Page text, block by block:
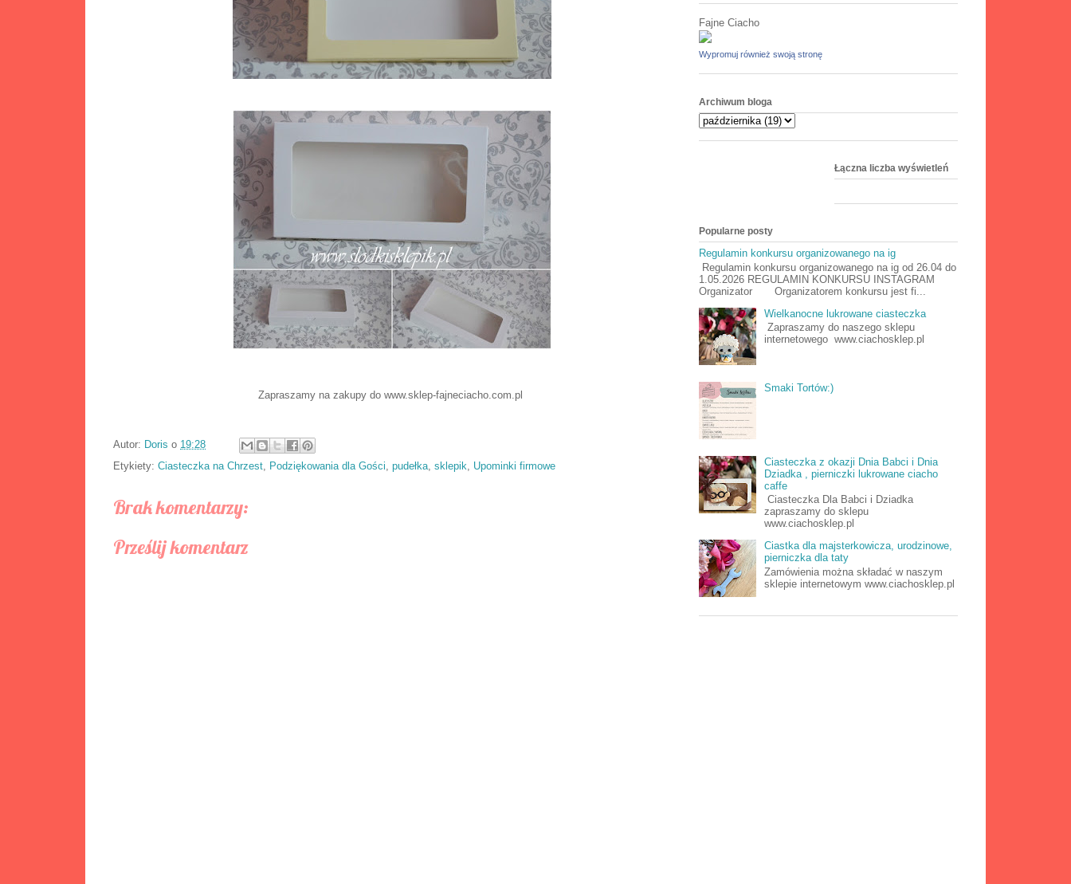
Zapraszamy na zakupy do www.sklep-fajneciacho.com.pl
Autor: Doris o 19:28
Etykiety: Ciasteczka na Chrzest, Podziękowania dla Gości, pudełka, sklepik, Upominki firmowe
Brak komentarzy:
Prześlij komentarz
Fajne Ciacho
Wypromuj również swoją stronę
Archiwum bloga
Łączna liczba wyświetleń
Popularne posty
Regulamin konkursu organizowanego na ig
Regulamin konkursu organizowanego na ig od 26.04 do
1.05.2026 REGULAMIN KONKURSU INSTAGRAM
Organizator Organizatorem konkursu jest fi...
Wielkanocne lukrowane ciasteczka
Zapraszamy do naszego sklepu
internetowego www.ciachosklep.pl
Smaki Tortów:)
Ciasteczka z okazji Dnia Babci i Dnia
Dziadka , pierniczki lukrowane ciacho
caffe
Ciasteczka Dla Babci i Dziadka
zapraszamy do sklepu
www.ciachosklep.pl
Ciastka dla majsterkowicza, urodzinowe,
pierniczka dla taty
Zamówienia można składać w naszym
sklepie internetowym www.ciachosklep.pl